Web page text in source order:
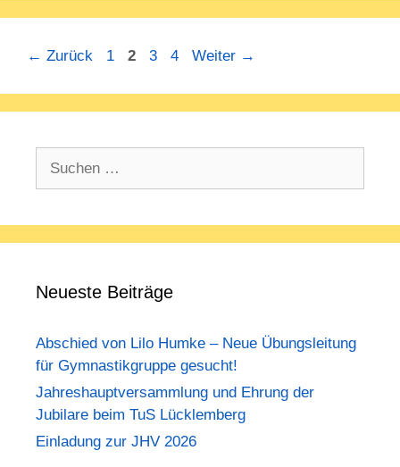
← Zurück Seite
1 Seite
2 Seite
3 Seite
4 Weiter →
Neueste Beiträge
Abschied von Lilo Humke – Neue Übungsleitung
für Gymnastikgruppe gesucht!
Jahreshauptversammlung und Ehrung der
Jubilare beim TuS Lücklemberg
Einladung zur JHV 2026